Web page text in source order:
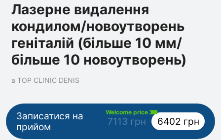
Лазерне видалення
кондилом/новоутворень
геніталій (більше 10 мм/
більше 10 новоутворень)
в TOP CLINIC DENIS
Записатися на
прийом
Welcome price
7113 грн 6402 грн